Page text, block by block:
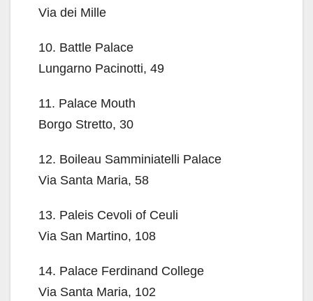
Via dei Mille
10. Battle Palace
Lungarno Pacinotti, 49
11. Palace Mouth
Borgo Stretto, 30
12. Boileau Samminiatelli Palace
Via Santa Maria, 58
13. Paleis Cevoli of Ceuli
Via San Martino, 108
14. Palace Ferdinand College
Via Santa Maria, 102